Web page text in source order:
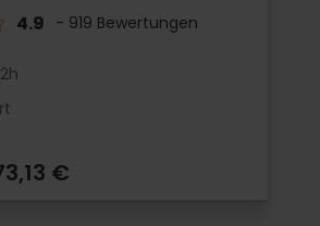
4.9 - 919 Bewertungen
€